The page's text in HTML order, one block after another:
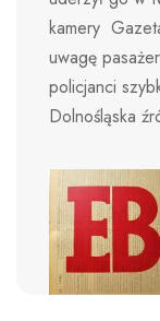
kamery
uwagę
policjanci
Dolnośląska